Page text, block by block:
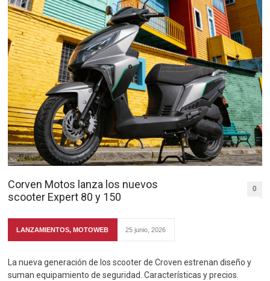
Corven Motos lanza los nuevos
scooter Expert 80 y 150
0
LANZAMIENTOS, MOTOWEB 25 junio, 2026
La nueva generación de los scooter de Croven estrenan diseño y
suman equipamiento de seguridad. Características y precios.